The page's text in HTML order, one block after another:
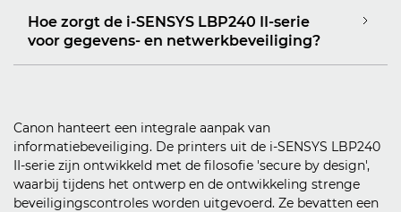
Hoe zorgt de i-SENSYS LBP240 II-serie
voor gegevens- en netwerkbeveiliging?
Canon hanteert een integrale aanpak van
informatiebeveiliging. De printers uit de i-SENSYS LBP240
II-serie zijn ontwikkeld met de filosofie 'secure by design',
waarbij tijdens het ontwerp en de ontwikkeling strenge
beveiligingscontroles worden uitgevoerd. Ze bevatten een